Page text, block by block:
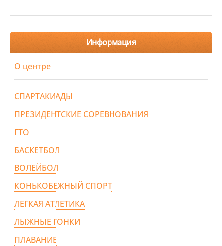
Информация
О центре
СПАРТАКИАДЫ
ПРЕЗИДЕНТСКИЕ СОРЕВНОВАНИЯ
ГТО
БАСКЕТБОЛ
ВОЛЕЙБОЛ
КОНЬКОБЕЖНЫЙ СПОРТ
ЛЕГКАЯ АТЛЕТИКА
ЛЫЖНЫЕ ГОНКИ
ПЛАВАНИЕ